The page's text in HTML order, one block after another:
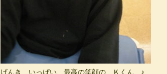
げんき いっぱい、最高の笑顔の Ｋくん ♪